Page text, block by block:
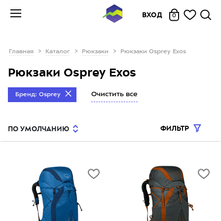
ВХОД 0
Главная Каталог Рюкзаки Рюкзаки Osprey Exos
Рюкзаки Osprey Exos
Бренд: Osprey Очистить все
ПО УМОЛЧАНИЮ ФИЛЬТР